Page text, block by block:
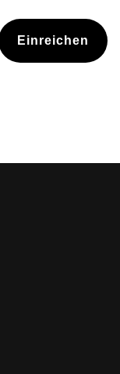
Einreichen